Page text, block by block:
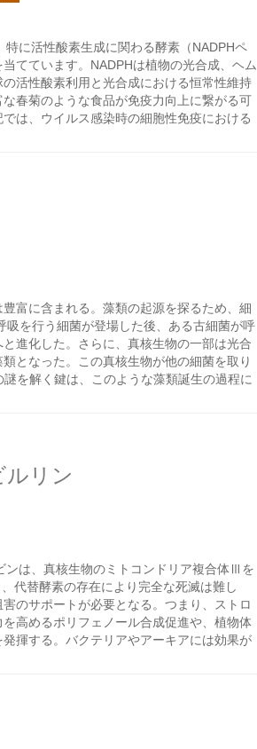
に活性酸素生成に関わる酵素（NADPHペ
てています。NADPHは植物の光合成、ヘム
活性酸素利用と光合成における恒常性維持
春菊のような食品が免疫力向上に繋がる可
は、ウイルス感染時の細胞性免疫における
富に含まれる。藻類の起源を探るため、細
を行う細菌が登場した後、ある古細菌が呼
進化した。さらに、真核生物の一部は光合
となった。この真核生物が他の細菌を取り
を解く鍵は、このような藻類誕生の過程に
リン
ンは、真核生物のミトコンドリア複合体Ⅲを
代替酵素の存在により完全な死滅は難し
のサポートが必要となる。つまり、ストロ
高めるポリフェノール合成促進や、植物体
揮する。バクテリアやアーキアには効果が